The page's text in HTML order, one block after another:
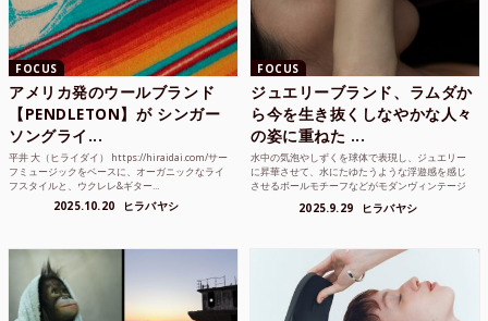
FOCUS
アメリカ発のウールブランド
【PENDLETON】が シンガー
ソングライ...
平井 大（ヒライダイ） https://hiraidai.com/サー
フミュージックをベースに、オーガニックなライ
フスタイルと、ウクレレ&ギター...
2025.10.20 ヒラバヤシ
FOCUS
ジュエリーブランド、ラムダか
ら今を生き抜くしなやかな人々
の姿に重ねた ...
水中の気泡やしずくを球体で表現し、ジュエリー
に昇華させて、水にたゆたうような浮遊感を感じ
させるボールモチーフなどがモダンヴィンテージ
2025.9.29 ヒラバヤシ